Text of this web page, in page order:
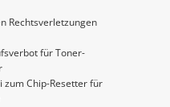
Rechtsverletzungen
für Toner-
zum Chip-Resetter für